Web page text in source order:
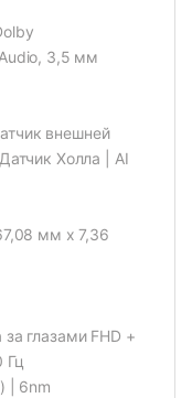
3,5 мм
внешней
Холла | AI
мм x 7,36
глазами FHD +
Гц
| 6nm